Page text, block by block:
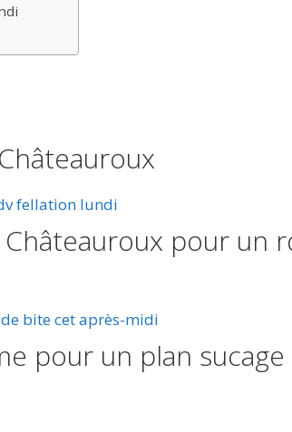
pour un
pour un plan sucage